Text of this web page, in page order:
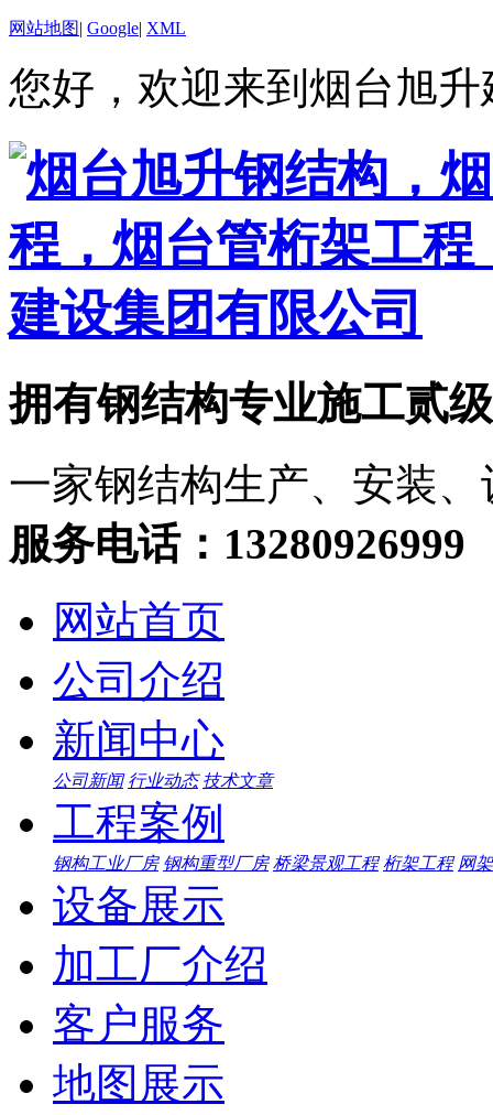
网站地图| Google| XML
您好，欢迎来到烟台旭
拥有钢结构专业施工贰
一家钢结构生产、安装
服务电话：13280926999
网站首页
公司介绍
新闻中心
公司新闻 行业动态 技术文章
工程案例
钢构工业厂房 钢构重型厂房 桥梁景观工程 桁架工程 网
设备展示
加工厂介绍
客户服务
地图展示